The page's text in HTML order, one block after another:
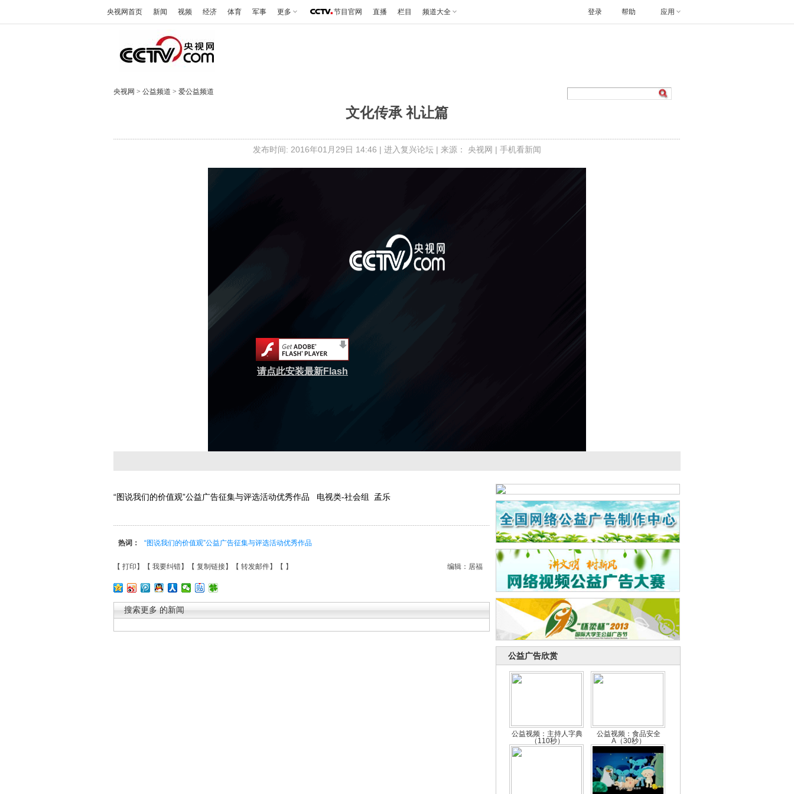
央视网首页 新闻 视频 经济 体育 军事 更多 节目官网 直播 栏目 频道大全 帮助 应用
登录
央视网 > 公益频道 > 爱公益频道
文化传承 礼让篇
发布时间: 2016年01月29日 14:46 | 进入复兴论坛 | 来源： 央视网 | 手机看新闻
请点此安装最新Flash
公益广告欣赏
公益视频：主持人字典
（110秒）
公益视频：食品安全
A（30秒）
“图说我们的价值观”公益广告征集与评选活动优秀作品 电视类-社会组 孟乐
热词： “图说我们的价值观”公益广告征集与评选活动优秀作品
编辑：居福
【 打印 】【 我要纠错】【 复制链接】【 转发邮件】【 】
搜索更多 的新闻